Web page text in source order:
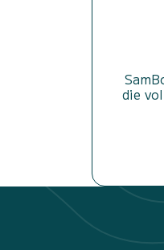
die